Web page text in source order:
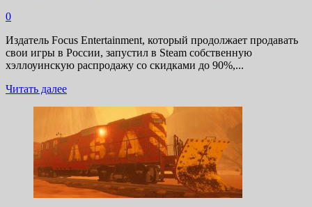
0
Издатель Focus Entertainment, который продолжает продавать
свои игры в России, запустил в Steam собственную
хэллоуинскую распродажу со скидками до 90%,...
Читать далееПрочитать
сервисе
Steam
стартовала
распродажа
издателя,
который